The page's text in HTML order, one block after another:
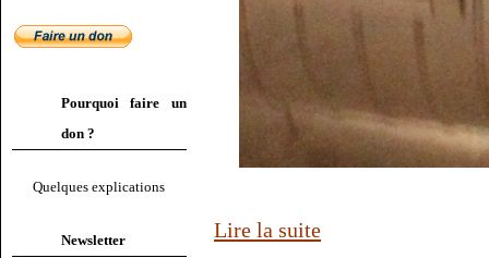
Pourquoi faire un
don ?
Quelques explications
Newsletter Lire la suite